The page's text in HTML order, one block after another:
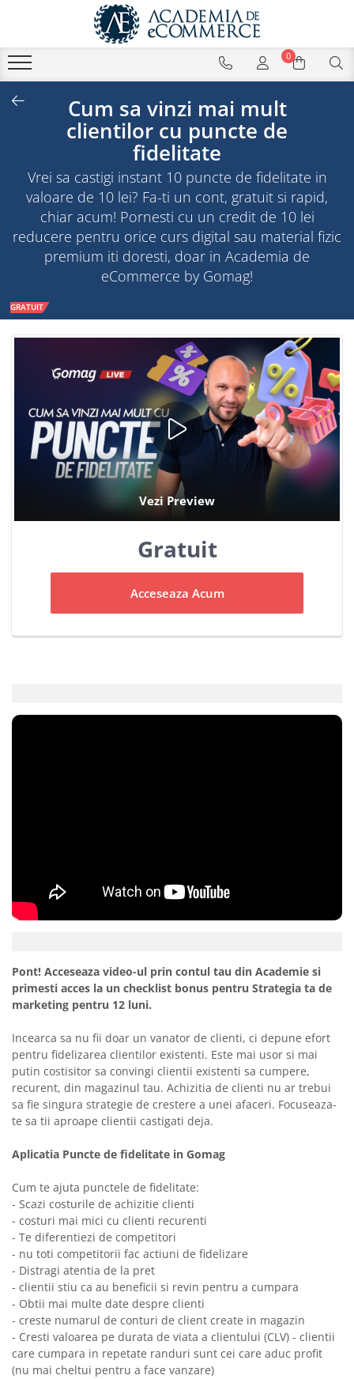
0
Cum sa vinzi mai mult
clientilor cu puncte de
fidelitate
Vrei sa castigi instant 10 puncte de fidelitate in
valoare de 10 lei? Fa-ti un cont, gratuit si rapid,
chiar acum! Pornesti cu un credit de 10 lei
reducere pentru orice curs digital sau material fizic
premium iti doresti, doar in Academia de
eCommerce by Gomag!
GRATUIT
Gratuit
Acceseaza Acum
Pont! Acceseaza video-ul prin contul tau din Academie si
primesti acces la un checklist bonus pentru Strategia ta de
marketing pentru 12 luni.
Incearca sa nu fii doar un vanator de clienti, ci depune efort
pentru fidelizarea clientilor existenti. Este mai usor si mai
putin costisitor sa convingi clientii existenti sa cumpere,
recurent, din magazinul tau. Achizitia de clienti nu ar trebui
sa fie singura strategie de crestere a unei afaceri. Focuseaza-
te sa tii aproape clientii castigati deja.
Aplicatia Puncte de fidelitate in Gomag
Cum te ajuta punctele de fidelitate:
- Scazi costurile de achizitie clienti
- costuri mai mici cu clienti recurenti
- Te diferentiezi de competitori
- nu toti competitorii fac actiuni de fidelizare
- Distragi atentia de la pret
- clientii stiu ca au beneficii si revin pentru a cumpara
- Obtii mai multe date despre clienti
- creste numarul de conturi de client create in magazin
- Cresti valoarea pe durata de viata a clientului (CLV) - clientii
care cumpara in repetate randuri sunt cei care aduc profit
(nu mai cheltui pentru a face vanzare)